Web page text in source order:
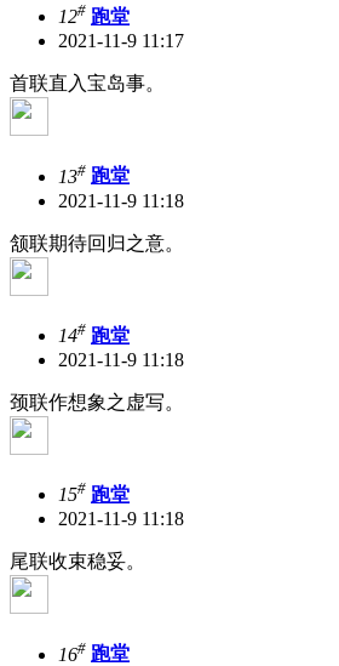
12# 跑堂
2021-11-9 11:17
首联直入宝岛事。
13# 跑堂
2021-11-9 11:18
颔联期待回归之意。
14# 跑堂
2021-11-9 11:18
颈联作想象之虚写。
15# 跑堂
2021-11-9 11:18
尾联收束稳妥。
16# 跑堂